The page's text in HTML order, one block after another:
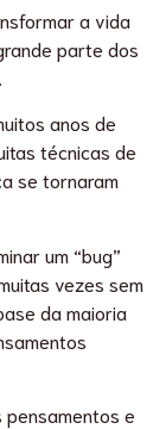
a vida
parte dos
anos de
técnicas de
se tornaram
um “bug”
vezes sem
da maioria
pensamentos e